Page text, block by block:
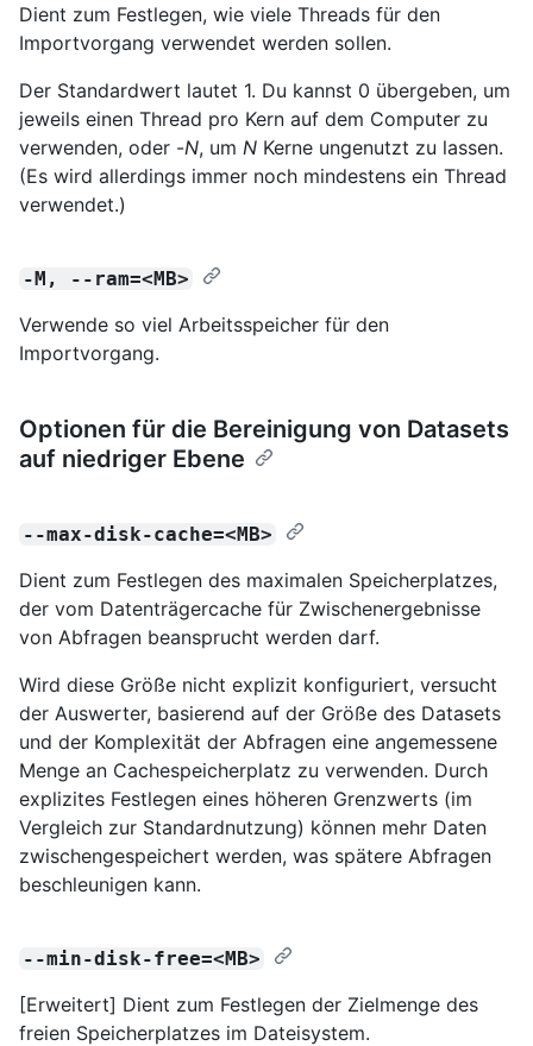
Dient zum Festlegen, wie viele Threads für den
Importvorgang verwendet werden sollen.
Der Standardwert lautet 1. Du kannst 0 übergeben, um
jeweils einen Thread pro Kern auf dem Computer zu
verwenden, oder -N, um N Kerne ungenutzt zu lassen.
(Es wird allerdings immer noch mindestens ein Thread
verwendet.)
-M, --ram=<MB>
Verwende so viel Arbeitsspeicher für den
Importvorgang.
Optionen für die Bereinigung von Datasets
auf niedriger Ebene
--max-disk-cache=<MB>
Dient zum Festlegen des maximalen Speicherplatzes,
der vom Datenträgercache für Zwischenergebnisse
von Abfragen beansprucht werden darf.
Wird diese Größe nicht explizit konfiguriert, versucht
der Auswerter, basierend auf der Größe des Datasets
und der Komplexität der Abfragen eine angemessene
Menge an Cachespeicherplatz zu verwenden. Durch
explizites Festlegen eines höheren Grenzwerts (im
Vergleich zur Standardnutzung) können mehr Daten
zwischengespeichert werden, was spätere Abfragen
beschleunigen kann.
--min-disk-free=<MB>
[Erweitert] Dient zum Festlegen der Zielmenge des
freien Speicherplatzes im Dateisystem.